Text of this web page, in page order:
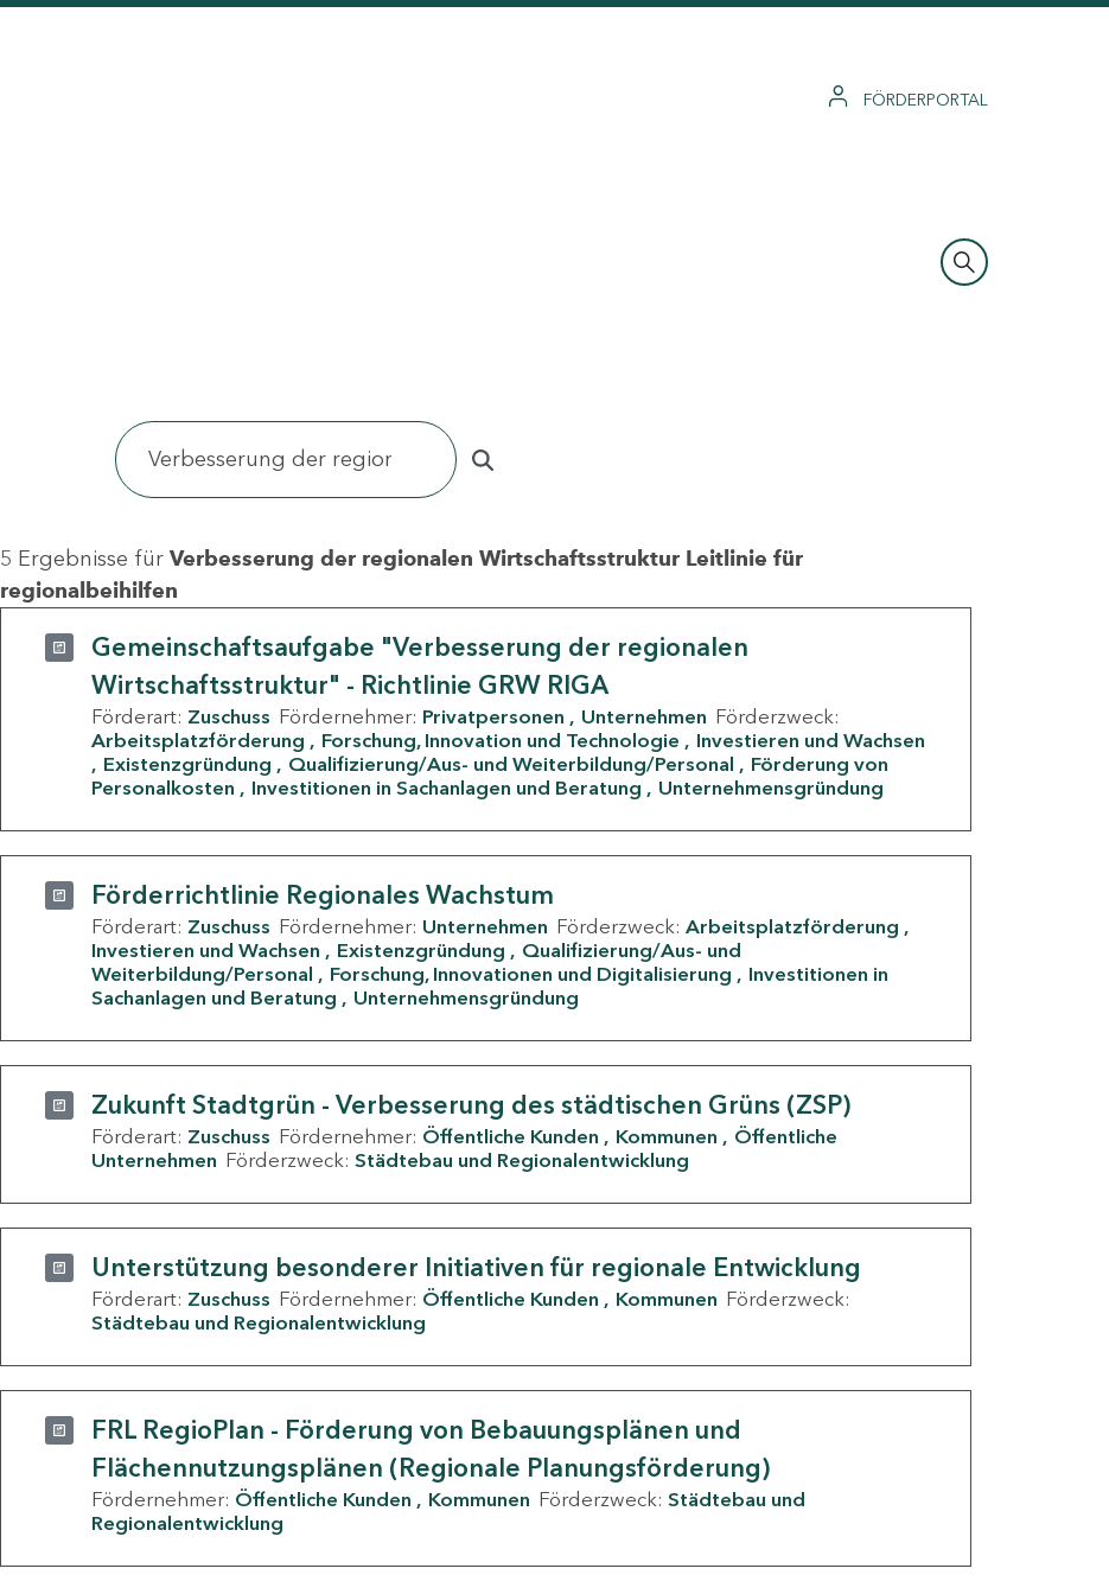
FÖRDERPORTAL
5 Ergebnisse für Verbesserung der regionalen Wirtschaftsstruktur Leitlinie für
regionalbeihilfen
Gemeinschaftsaufgabe "Verbesserung der regionalen
Wirtschaftsstruktur" - Richtlinie GRW RIGA
Förderart: Zuschuss Fördernehmer: Privatpersonen Unternehmen Förderzweck:
Arbeitsplatzförderung
Forschung, Innovation und Technologie
Investieren und Wachsen
Existenzgründung
Qualifizierung/Aus- und Weiterbildung/Personal
Förderung von
Personalkosten
Investitionen in Sachanlagen und Beratung Unternehmensgründung
Förderrichtlinie Regionales Wachstum
Förderart: Zuschuss Fördernehmer: Unternehmen Förderzweck: Arbeitsplatzförderung
Investieren und Wachsen
Existenzgründung
Qualifizierung/Aus- und
Weiterbildung/Personal
Forschung, Innovationen und Digitalisierung
Investitionen in
Sachanlagen und Beratung
Unternehmensgründung
Zukunft Stadtgrün - Verbesserung des städtischen Grüns (ZSP)
Förderart: Zuschuss Fördernehmer: Öffentliche Kunden Kommunen
Öffentliche
Unternehmen Förderzweck: Städtebau und Regionalentwicklung
Unterstützung besonderer Initiativen für regionale Entwicklung
Förderart: Zuschuss Fördernehmer: Öffentliche Kunden Kommunen Förderzweck:
Städtebau und Regionalentwicklung
FRL RegioPlan - Förderung von Bebauungsplänen und
Flächennutzungsplänen (Regionale Planungsförderung)
Fördernehmer: Öffentliche Kunden Kommunen Förderzweck: Städtebau und
Regionalentwicklung